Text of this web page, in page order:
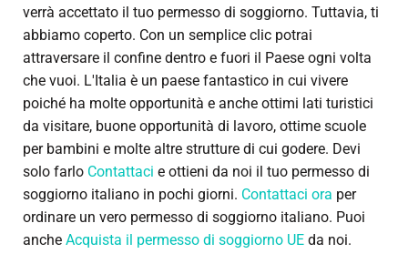
verrà accettato il tuo permesso di soggiorno. Tuttavia, ti
abbiamo coperto. Con un semplice clic potrai
attraversare il confine dentro e fuori il Paese ogni volta
che vuoi. L'Italia è un paese fantastico in cui vivere
poiché ha molte opportunità e anche ottimi lati turistici
da visitare, buone opportunità di lavoro, ottime scuole
per bambini e molte altre strutture di cui godere. Devi
solo farlo Contattaci e ottieni da noi il tuo permesso di
soggiorno italiano in pochi giorni. Contattaci ora per
ordinare un vero permesso di soggiorno italiano. Puoi
anche Acquista il permesso di soggiorno UE da noi.